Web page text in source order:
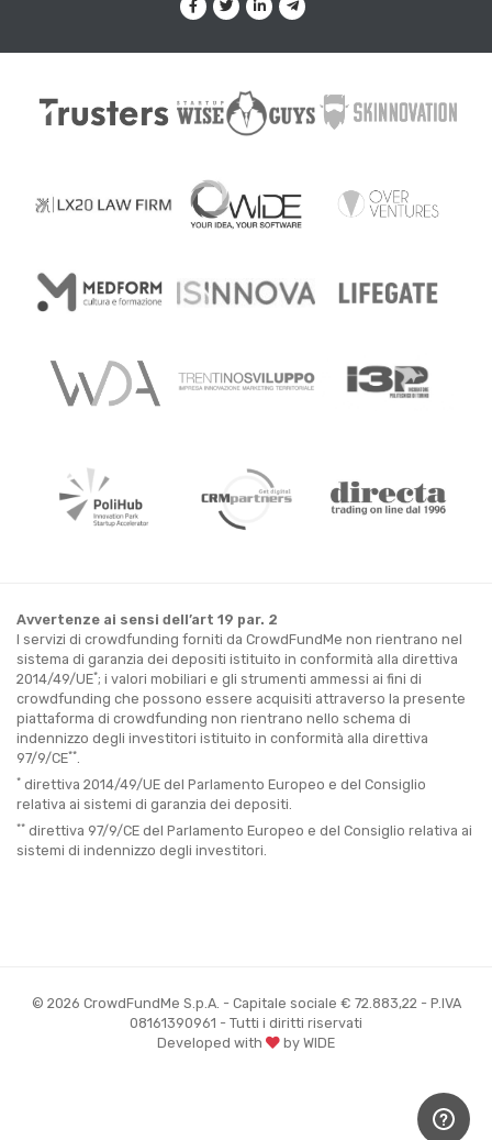
Avvertenze ai sensi dell’art 19 par. 2
I servizi di crowdfunding forniti da CrowdFundMe non rientrano nel
sistema di garanzia dei depositi istituito in conformità alla direttiva
2014/49/UE*; i valori mobiliari e gli strumenti ammessi ai fini di
crowdfunding che possono essere acquisiti attraverso la presente
piattaforma di crowdfunding non rientrano nello schema di
indennizzo degli investitori istituito in conformità alla direttiva
97/9/CE**.
* direttiva 2014/49/UE del Parlamento Europeo e del Consiglio
relativa ai sistemi di garanzia dei depositi.
** direttiva 97/9/CE del Parlamento Europeo e del Consiglio relativa ai
sistemi di indennizzo degli investitori.
© 2026 CrowdFundMe S.p.A. - Capitale sociale € 72.883,22 - P.IVA
08161390961 - Tutti i diritti riservati
Developed with
by WIDE